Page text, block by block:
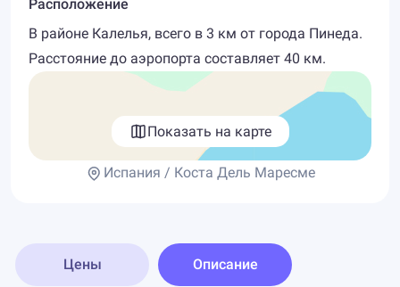
Расположение
В районе Калелья, всего в 3 км от города Пинеда.
Расстояние до аэропорта составляет 40 км.
Показать на карте
Испания / Коста Дель Маресме
Цены Описание